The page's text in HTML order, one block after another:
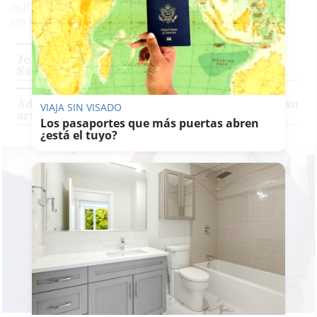
agradecen las muestras de afecto recibidas
en estos días
Jerez da el último adiós al guitarrista Miguel
Salado
Adiós a Miguel Salado: el guitarrista que puso su
arte al servicio del cante flamenco
VIAJA SIN VISADO
Los pasaportes que más puertas abren
¿está el tuyo?